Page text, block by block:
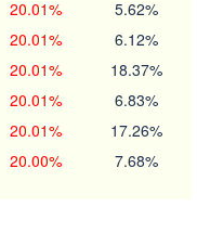
20.01% 5.62%
20.01% 6.12%
20.01% 18.37%
20.01% 6.83%
20.01% 17.26%
20.00% 7.68%